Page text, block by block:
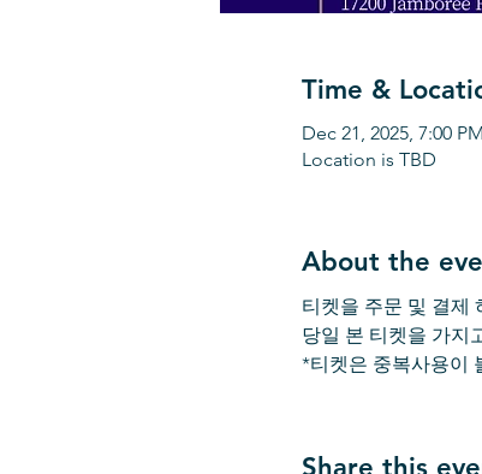
Time &
Dec 21, 2025, 7:00
Location is TBD
About the
티켓을 주문 및 결제
당일 본 티켓을 가지
*티켓은 중복사용이
Share this